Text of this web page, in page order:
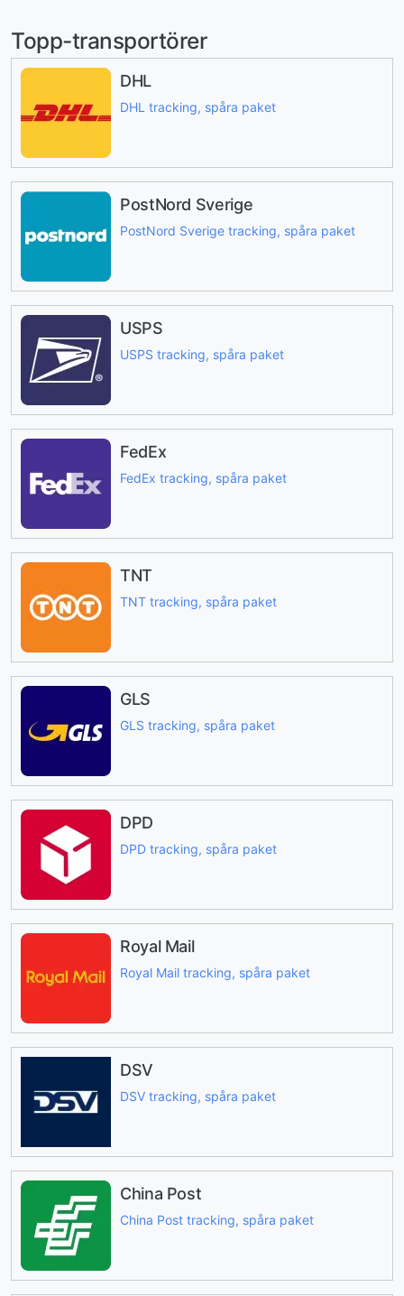
Topp-transportörer
DHL
DHL tracking, spåra paket
PostNord Sverige
PostNord Sverige tracking, spåra paket
USPS
USPS tracking, spåra paket
FedEx
FedEx tracking, spåra paket
TNT
TNT tracking, spåra paket
GLS
GLS tracking, spåra paket
DPD
DPD tracking, spåra paket
Royal Mail
Royal Mail tracking, spåra paket
DSV
DSV tracking, spåra paket
China Post
China Post tracking, spåra paket